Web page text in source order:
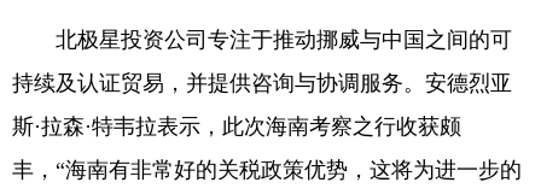
北极星投资公司专注于推动挪威与中国之间的可
持续及认证贸易，并提供咨询与协调服务。安德烈亚
斯·拉森·特韦拉表示，此次海南考察之行收获颇
丰，“海南有非常好的关税政策优势，这将为进一步的